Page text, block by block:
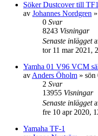
Söker Dustcover till
av Johannes Nordgren »
0 Svar
8243 Visningar
Senaste inlägget
tor 11 mar 2021,
Yamha 01 V96 VCM
av Anders Öholm » sön
2 Svar
13955 Visningar
Senaste inlägget
fre 10 apr 2020,
Yamaha TF-1